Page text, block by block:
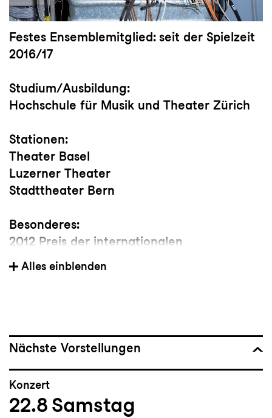
Festes Ensemblemitglied: seit der Spielzeit
2016/17
Studium/Ausbildung:
Hochschule für Musik und Theater Zürich
Stationen:
Theater Basel
Luzerner Theater
Stadttheater Bern
Besonderes:
2012 Preis der internationalen
Bodenseekonferenz
2009 Thurgauer Kulturförderpreis
Alles einblenden
Nächste Vorstellungen
Konzert
22.8 Samstag